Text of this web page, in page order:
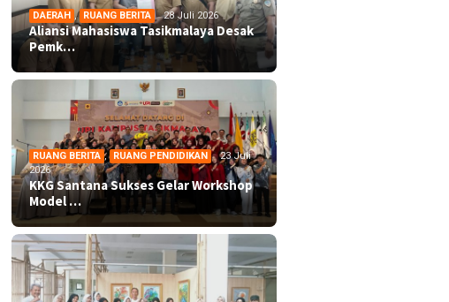
DAERAH , RUANG BERITA 28 Juli 2026
Aliansi Mahasiswa Tasikmalaya Desak
Pemk…
RUANG BERITA , RUANG PENDIDIKAN
23 Juli
2026
KKG Santana Sukses Gelar Workshop
Model …